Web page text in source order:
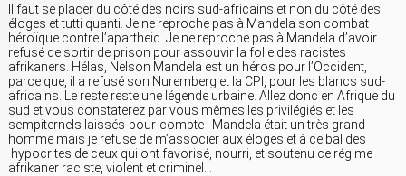
Il faut se placer du côté des noirs sud-africains et non du côté des
éloges et tutti quanti. Je ne reproche pas à Mandela son combat
héroïque contre l’apartheid. Je ne reproche pas à Mandela d’avoir
refusé de sortir de prison pour assouvir la folie des racistes
afrikaners. Hélas, Nelson Mandela est un héros pour l’Occident,
parce que, il a refusé son Nuremberg et la CPI, pour les blancs sud-
africains. Le reste reste une légende urbaine. Allez donc en Afrique du
sud et vous constaterez par vous mêmes les privilégiés et les
sempiternels laissés-pour-compte ! Mandela était un très grand
homme mais je refuse de m’associer aux éloges et à ce bal des
hypocrites de ceux qui ont favorisé, nourri, et soutenu ce régime
afrikaner raciste, violent et criminel…